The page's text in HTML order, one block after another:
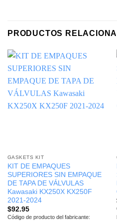
PRODUCTOS
GASKETS KIT
KIT DE EMPAQUES
SUPERIORES SIN EMPAQUE
DE TAPA DE VÁLVULAS
Kawasaki KX250X KX250F
2021-2024
$92.95
Código de producto del fabricante: